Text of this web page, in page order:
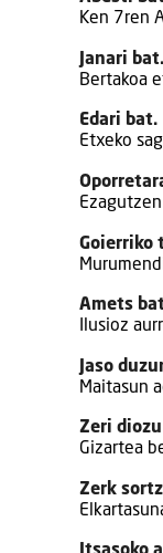
Ken 7ren
Janari bat.
Bertakoa
Edari bat.
Etxeko
Goierriko
Amets
Ilusioz
Jaso
Maitasun
Zeri
Gizartea
Zerk